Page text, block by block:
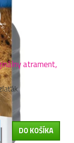
atrament,
DO KOŠÍKA